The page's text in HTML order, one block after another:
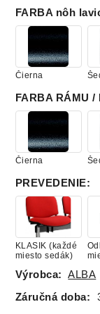
fialová
Suedine 41
ružová
béžová
FARBA nôh
Čierna
FARBA RÁMU /
Čierna
PREVEDENIE:
KLASIK (každé
miesto sedák)
Výrobca: ALBA
Záručná doba: